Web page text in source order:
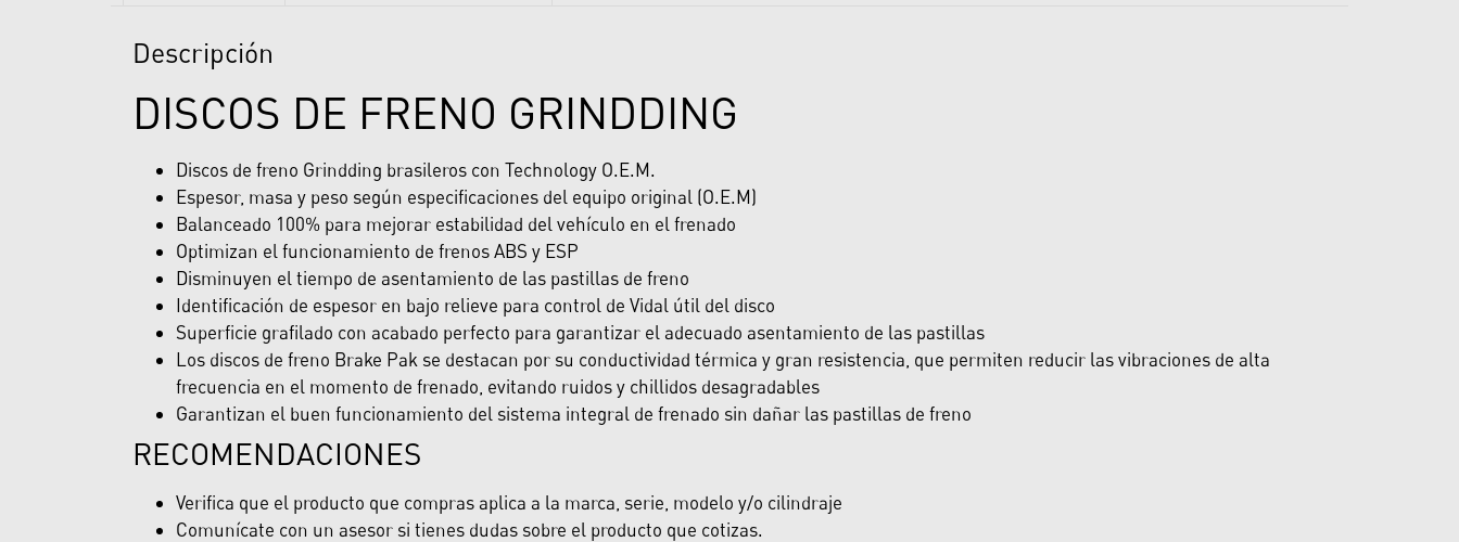
Descripción
DISCOS DE FRENO GRINDDING
Discos de freno Grindding brasileros con Technology O.E.M.
Espesor, masa y peso según especificaciones del equipo original (O.E.M)
Balanceado 100% para mejorar estabilidad del vehículo en el frenado
Optimizan el funcionamiento de frenos ABS y ESP
Disminuyen el tiempo de asentamiento de las pastillas de freno
Identificación de espesor en bajo relieve para control de Vidal útil del disco
Superficie grafilado con acabado perfecto para garantizar el adecuado asentamiento de las pastillas
Los discos de freno Brake Pak se destacan por su conductividad térmica y gran resistencia, que permiten reducir las vibraciones de alta
frecuencia en el momento de frenado, evitando ruidos y chillidos desagradables
Garantizan el buen funcionamiento del sistema integral de frenado sin dañar las pastillas de freno
RECOMENDACIONES
Verifica que el producto que compras aplica a la marca, serie, modelo y/o cilindraje
Comunícate con un asesor si tienes dudas sobre el producto que cotizas.